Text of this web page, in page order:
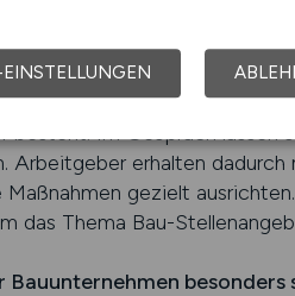
bietet
sie ihre Stellenangebote
dann hilfreich, wenn
besteht. Im Gespräch lassen
Arbeitgeber erhalten
gezielt
das Thema Bau-
besonders